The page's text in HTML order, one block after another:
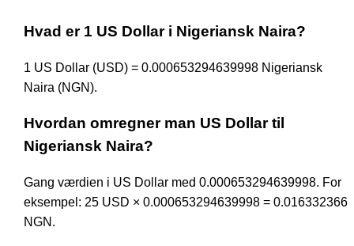
Hvad er 1 US Dollar i Nigeriansk Naira?
1 US Dollar (USD) = 0.000653294639998 Nigeriansk
Naira (NGN).
Hvordan omregner man US Dollar til
Nigeriansk Naira?
Gang værdien i US Dollar med 0.000653294639998. For
eksempel: 25 USD × 0.000653294639998 = 0.016332366
NGN.